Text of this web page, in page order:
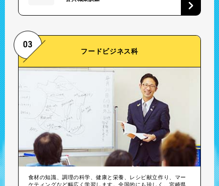
03
フードビジネス科
食材の知識、調理の科学、健康と栄養、レシピ献立作り、マー